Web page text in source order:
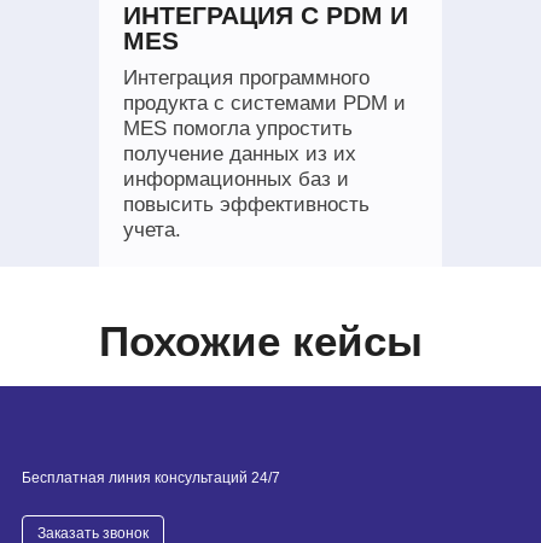
ИНТЕГРАЦИЯ С PDM И
MES
Интеграция программного
продукта с системами PDM и
MES помогла упростить
получение данных из их
информационных баз и
повысить эффективность
учета.
Похожие кейсы
Бесплатная линия консультаций 24/7
Заказать звонок